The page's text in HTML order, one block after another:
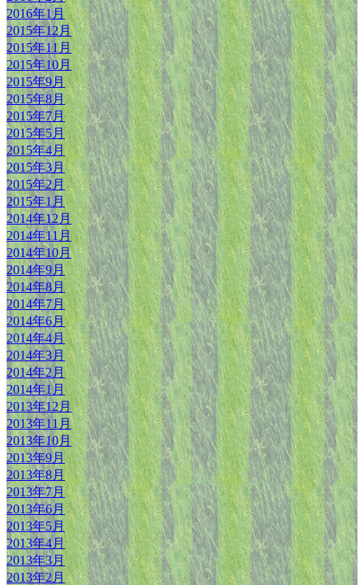
2016年1月
2015年12月
2015年11月
2015年10月
2015年9月
2015年8月
2015年7月
2015年5月
2015年4月
2015年3月
2015年2月
2015年1月
2014年12月
2014年11月
2014年10月
2014年9月
2014年8月
2014年7月
2014年6月
2014年4月
2014年3月
2014年2月
2014年1月
2013年12月
2013年11月
2013年10月
2013年9月
2013年8月
2013年7月
2013年6月
2013年5月
2013年4月
2013年3月
2013年2月